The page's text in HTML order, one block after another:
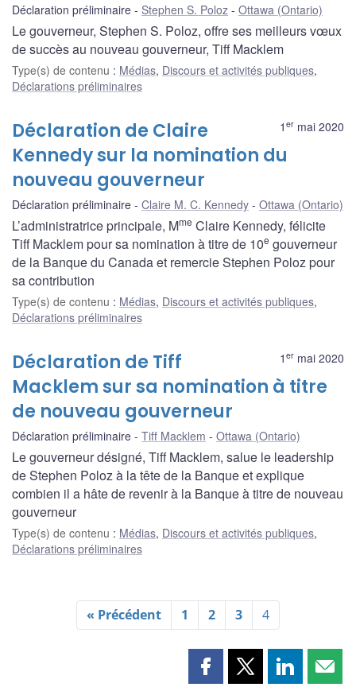
Déclaration préliminaire Stephen S. Poloz Ottawa (Ontario)
Le gouverneur, Stephen S. Poloz, offre ses meilleurs vœux
de succès au nouveau gouverneur, Tiff Macklem
Type(s) de contenu : Médias, Discours et activités publiques,
Déclarations préliminaires
1 er mai 2020
Déclaration de Claire
Kennedy sur la nomination du
nouveau gouverneur
Déclaration préliminaire Claire M. C. Kennedy Ottawa (Ontario)
L’administratrice principale, Mme Claire Kennedy, félicite
Tiff Macklem pour sa nomination à titre de 10e gouverneur
de la Banque du Canada et remercie Stephen Poloz pour
sa contribution
Type(s) de contenu : Médias, Discours et activités publiques,
Déclarations préliminaires
1 er mai 2020
Déclaration de Tiff
Macklem sur sa nomination à titre
de nouveau gouverneur
Déclaration préliminaire Tiff Macklem Ottawa (Ontario)
Le gouverneur désigné, Tiff Macklem, salue le leadership
de Stephen Poloz à la tête de la Banque et explique
combien il a hâte de revenir à la Banque à titre de nouveau
gouverneur
Type(s) de contenu : Médias, Discours et activités publiques,
Déclarations préliminaires
« Précédent 1 2 3 4
PartagerPartagerPartager